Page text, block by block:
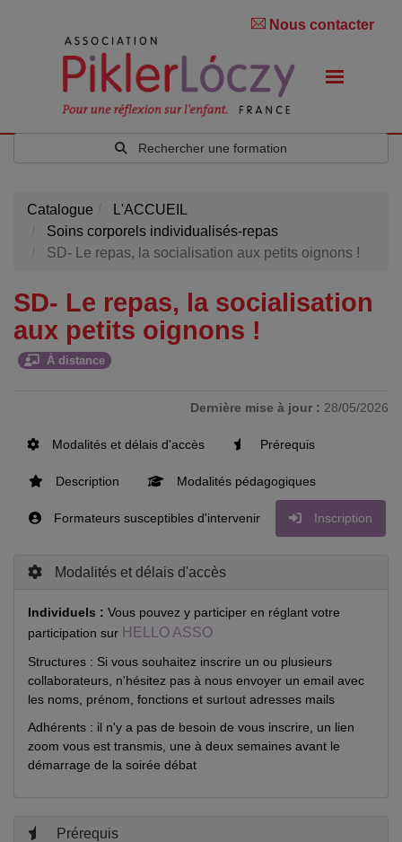
Nous contacter
Rechercher une formation
Catalogue
L'ACCUEIL
Soins corporels individualisés-repas
SD- Le repas, la socialisation aux petits oignons !
SD- Le repas, la socialisation
aux petits oignons !
À distance
Dernière mise à jour : 28/05/2026
Modalités et délais d'accès Prérequis
Description Modalités pédagogiques
Formateurs susceptibles d'intervenir Inscription
Modalités et délais d'accès
Individuels : Vous pouvez y participer en réglant votre
participation sur HELLO ASSO
Structures : Si vous souhaitez inscrire un ou plusieurs
collaborateurs, n'hésitez pas à nous envoyer un email avec
les noms, prénom, fonctions et surtout adresses mails
Adhérents : il n'y a pas de besoin de vous inscrire, un lien
zoom vous est transmis, une à deux semaines avant le
démarrage de la soirée débat
Prérequis